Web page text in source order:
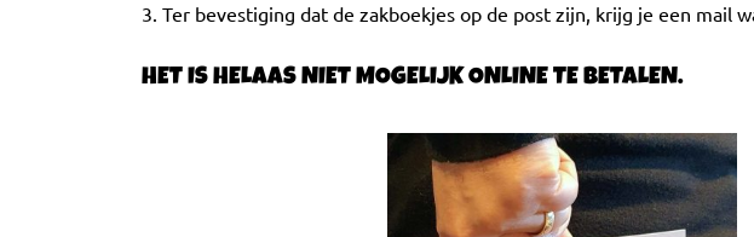
3. Ter bevestiging dat de zakboekjes op de post zijn, krijg je een mail
HET IS HELAAS NIET MOGELIJK ONLINE TE BETALEN.